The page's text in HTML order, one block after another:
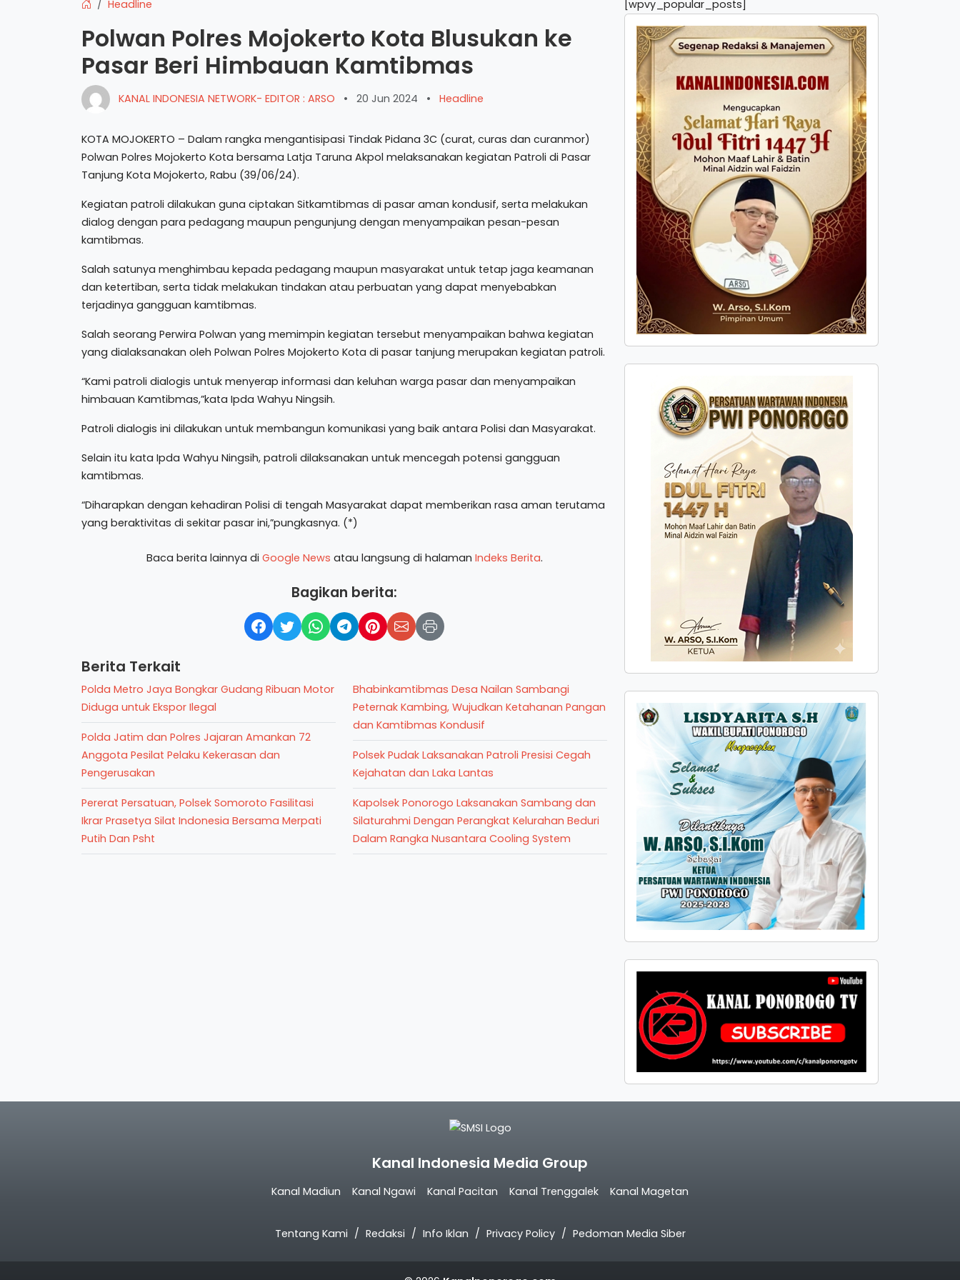
Headline
Polwan Polres Mojokerto Kota Blusukan ke
Pasar Beri Himbauan Kamtibmas
KANAL INDONESIA NETWORK- EDITOR : ARSO • 20 Jun 2024 • Headline
KOTA MOJOKERTO – Dalam rangka mengantisipasi Tindak Pidana 3C (curat, curas dan curanmor)
Polwan Polres Mojokerto Kota bersama Latja Taruna Akpol melaksanakan kegiatan Patroli di Pasar
Tanjung Kota Mojokerto, Rabu (39/06/24).
Kegiatan patroli dilakukan guna ciptakan Sitkamtibmas di pasar aman kondusif, serta melakukan
dialog dengan para pedagang maupun pengunjung dengan menyampaikan pesan-pesan
kamtibmas.
Salah satunya menghimbau kepada pedagang maupun masyarakat untuk tetap jaga keamanan
dan ketertiban, serta tidak melakukan tindakan atau perbuatan yang dapat menyebabkan
terjadinya gangguan kamtibmas.
Salah seorang Perwira Polwan yang memimpin kegiatan tersebut menyampaikan bahwa kegiatan
yang dialaksanakan oleh Polwan Polres Mojokerto Kota di pasar tanjung merupakan kegiatan patroli.
“Kami patroli dialogis untuk menyerap informasi dan keluhan warga pasar dan menyampaikan
himbauan Kamtibmas,”kata Ipda Wahyu Ningsih.
Patroli dialogis ini dilakukan untuk membangun komunikasi yang baik antara Polisi dan Masyarakat.
Selain itu kata Ipda Wahyu Ningsih, patroli dilaksanakan untuk mencegah potensi gangguan
kamtibmas.
“Diharapkan dengan kehadiran Polisi di tengah Masyarakat dapat memberikan rasa aman terutama
yang beraktivitas di sekitar pasar ini,”pungkasnya. (*)
Baca berita lainnya di Google News atau langsung di halaman Indeks Berita.
Bagikan berita:
Berita Terkait
Polda Metro Jaya Bongkar Gudang Ribuan Motor
Diduga untuk Ekspor Ilegal
Polda Jatim dan Polres Jajaran Amankan 72
Anggota Pesilat Pelaku Kekerasan dan
Pengerusakan
Pererat Persatuan, Polsek Somoroto Fasilitasi
Ikrar Prasetya Silat Indonesia Bersama Merpati
Putih Dan Psht
Bhabinkamtibmas Desa Nailan Sambangi
Peternak Kambing, Wujudkan Ketahanan Pangan
dan Kamtibmas Kondusif
Polsek Pudak Laksanakan Patroli Presisi Cegah
Kejahatan dan Laka Lantas
Kapolsek Ponorogo Laksanakan Sambang dan
Silaturahmi Dengan Perangkat Kelurahan Beduri
Dalam Rangka Nusantara Cooling System
[wpvy_popular_posts]
Kanal Indonesia Media Group
Kanal Madiun Kanal Ngawi Kanal Pacitan Kanal Trenggalek Kanal Magetan
Tentang Kami Redaksi Info Iklan Privacy Policy Pedoman Media Siber